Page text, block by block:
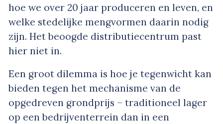
hoe we over 20 jaar produceren en leven, en
welke stedelijke mengvormen daarin nodig
zijn. Het beoogde distributiecentrum past
hier niet in.
Een groot dilemma is hoe je tegenwicht kan
bieden tegen het mechanisme van de
opgedreven grondprijs – traditioneel lager
op een bedrijventerrein dan in een